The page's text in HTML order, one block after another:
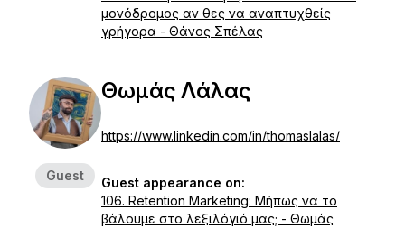
μονόδρομος αν θες να αναπτυχθείς
γρήγορα - Θάνος Σπέλας
Guest
Θωμάς Λάλας
https://www.linkedin.com/in/thomaslalas/
Guest appearance on:
106. Retention Marketing: Μήπως να το
βάλουμε στο λεξιλόγιό μας; - Θωμάς